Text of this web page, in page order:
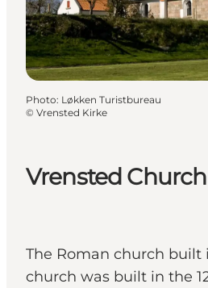
Vrensted Church
The Roman church built
church was built in the
Photo: Løkken Turistbureau
© Vrensted Kirke